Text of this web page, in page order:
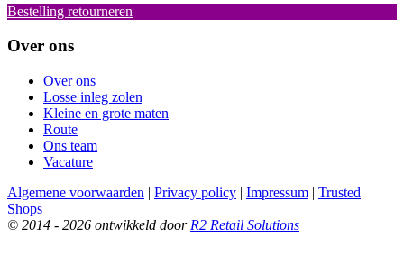
Bestelling retourneren
Over ons
Over ons
Losse inleg zolen
Kleine en grote maten
Route
Ons team
Vacature
Algemene voorwaarden | Privacy policy | Impressum | Trusted
Shops
© 2014 - 2026 ontwikkeld door R2 Retail Solutions